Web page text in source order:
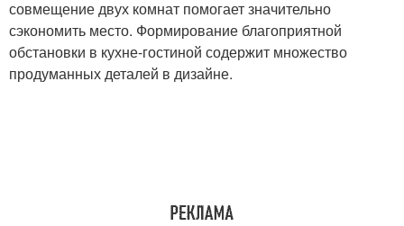
совмещение двух комнат помогает значительно
сэкономить место. Формирование благоприятной
обстановки в кухне-гостиной содержит множество
продуманных деталей в дизайне.